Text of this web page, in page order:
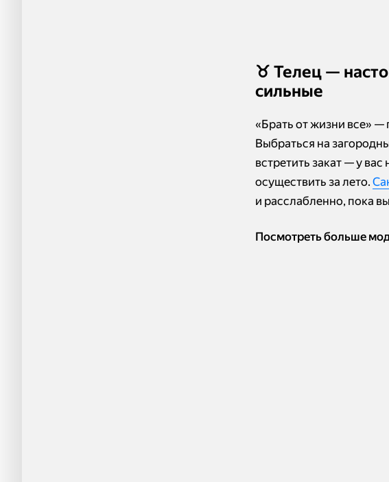
♉️ Телец —
сильные
«Брать от жизни все» —
Выбраться на
встретить закат — у
осуществить за лето.
и расслабленно, пока
Посмотреть больше